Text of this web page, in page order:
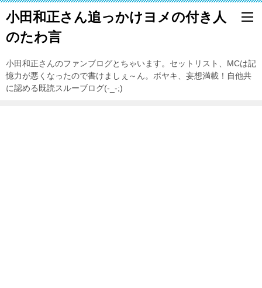
小田和正さん追っかけヨメの付き人
のたわ言
小田和正さんのファンブログとちゃいます。セットリスト、MCは記
憶力が悪くなったので書けましぇ～ん。ボヤキ、妄想満載！自他共
に認める既読スルーブログ(-_-;)